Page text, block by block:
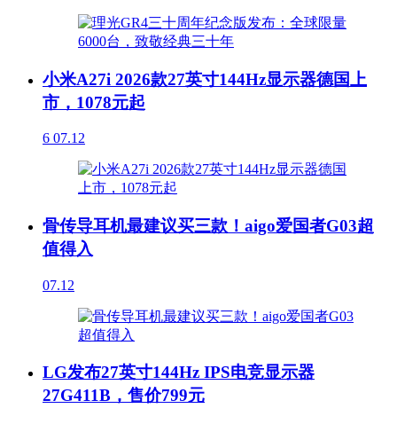
小米A27i 2026款27英寸144Hz显示器德国上
市，1078元起
6 07.12
骨传导耳机最建议买三款！aigo爱国者G03超
值得入
07.12
LG发布27英寸144Hz IPS电竞显示器
27G411B，售价799元